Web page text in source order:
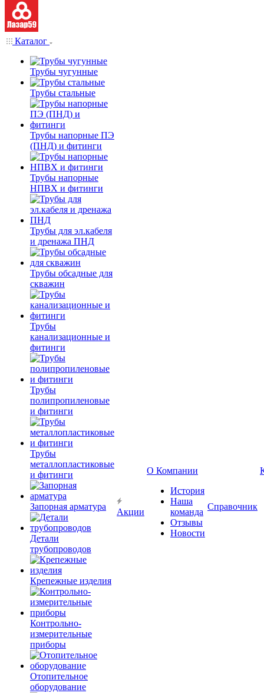
Каталог
Трубы чугунные
Трубы стальные
Трубы напорные ПЭ
(ПНД) и фитинги
Трубы напорные
НПВХ и фитинги
Трубы для эл.кабеля
и дренажа ПНД
Трубы обсадные для
скважин
Трубы
канализационные и
фитинги
Трубы
полипропиленовые
и фитинги
Трубы
металлопластиковые
и фитинги
Запорная арматура
Детали
трубопроводов
Крепежные изделия
Контрольно-
измерительные
приборы
Отопительное
оборудование
Акции
О Компании
История
Наша
команда
Отзывы
Новости
Справочник